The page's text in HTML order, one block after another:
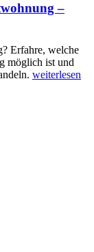
–
Erfahre, welche
möglich ist und
weiterlesen